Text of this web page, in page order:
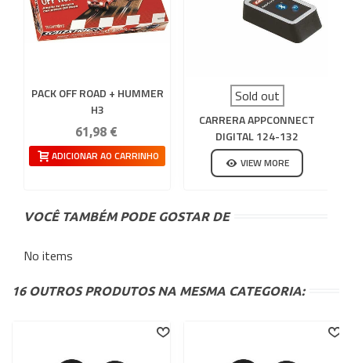
PACK OFF ROAD + HUMMER
H3
61,98 €
ADICIONAR AO CARRINHO
Sold out
CARRERA APPCONNECT
DIGITAL 124-132
VIEW MORE
VOCÊ TAMBÉM PODE GOSTAR DE
No items
16 OUTROS PRODUTOS NA MESMA CATEGORIA: